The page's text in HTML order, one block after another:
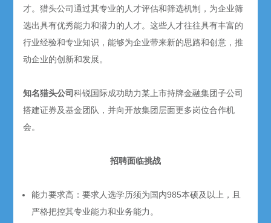
才。猎头公司通过其专业的人才评估和筛选机制，为企业筛
选出具有优秀能力和潜力的人才。这些人才往往具有丰富的
行业经验和专业知识，能够为企业带来新的思路和创意，推
动企业的创新和发展。
知名猎头公司科锐国际成功助力某上市持牌金融集团子公司
搭建证券及基金团队，并向开放集团层面更多岗位合作机
会。
招聘面临挑战
能力要求高：要求人选学历须为国内985本硕及以上，且
严格把控其专业能力和业务能力。